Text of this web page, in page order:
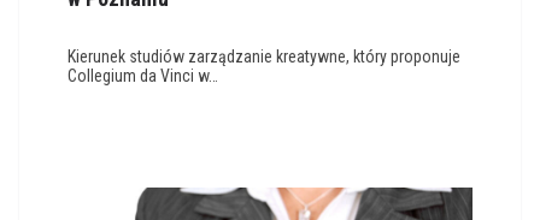
Kierunek studiów zarządzanie kreatywne, który proponuje
Collegium da Vinci w…